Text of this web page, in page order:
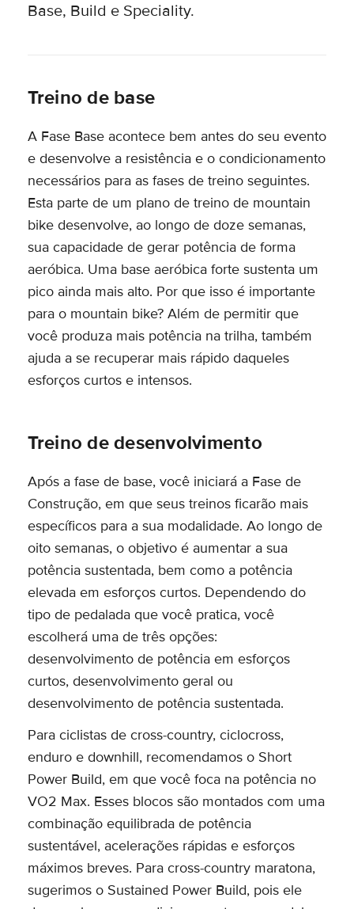
Base, Build e Speciality.
Treino de base
A Fase Base acontece bem antes do seu evento
e desenvolve a resistência e o condicionamento
necessários para as fases de treino seguintes.
Esta parte de um plano de treino de mountain
bike desenvolve, ao longo de doze semanas,
sua capacidade de gerar potência de forma
aeróbica. Uma base aeróbica forte sustenta um
pico ainda mais alto. Por que isso é importante
para o mountain bike? Além de permitir que
você produza mais potência na trilha, também
ajuda a se recuperar mais rápido daqueles
esforços curtos e intensos.
Treino de desenvolvimento
Após a fase de base, você iniciará a Fase de
Construção, em que seus treinos ficarão mais
específicos para a sua modalidade. Ao longo de
oito semanas, o objetivo é aumentar a sua
potência sustentada, bem como a potência
elevada em esforços curtos. Dependendo do
tipo de pedalada que você pratica, você
escolherá uma de três opções:
desenvolvimento de potência em esforços
curtos, desenvolvimento geral ou
desenvolvimento de potência sustentada.
Para ciclistas de cross-country, ciclocross,
enduro e downhill, recomendamos o Short
Power Build, em que você foca na potência no
VO2 Max. Esses blocos são montados com uma
combinação equilibrada de potência
sustentável, acelerações rápidas e esforços
máximos breves. Para cross-country maratona,
sugerimos o Sustained Power Build, pois ele